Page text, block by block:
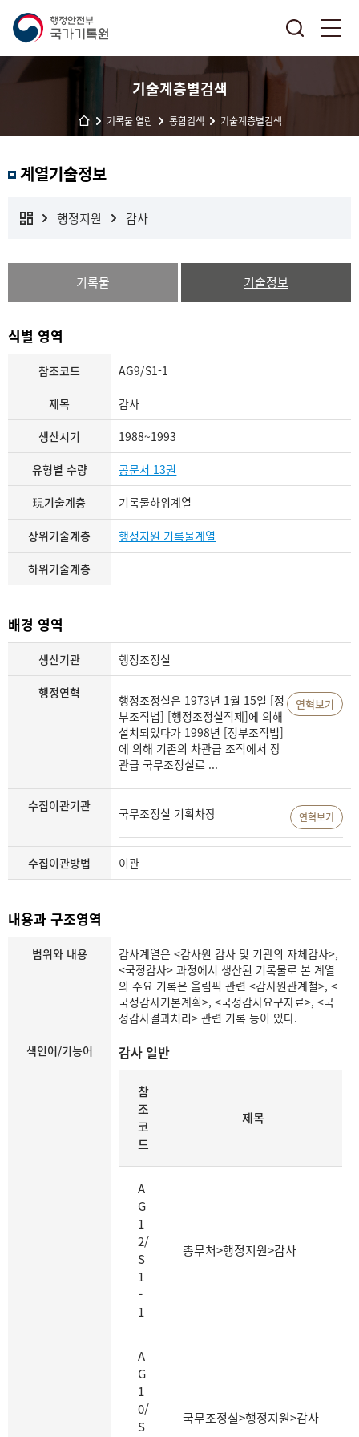
기술계층별검색
기록물 열람 통합검색 기술계층별검색
계열기술정보
행정지원 감사
기록물 기술정보
식별 영역
참조코드 AG9/S1-1
제목 감사
생산시기 1988~1993
유형별 수량 공문서 13권
現기술계층 기록물하위계열
상위기술계층 행정지원 기록물계열
하위기술계층
배경 영역
생산기관 행정조정실
행정연혁
행정조정실은 1973년 1월 15일 [정
부조직법] [행정조정실직제]에 의해
설치되었다가 1998년 [정부조직법]
에 의해 기존의 차관급 조직에서 장
관급 국무조정실로 ...
연혁보기
수집이관기관 국무조정실 기획차장 연혁보기
수집이관방법 이관
내용과 구조영역
범위와 내용
감사계열은 <감사원 감사 및 기관의 자체감사>,
<국정감사> 과정에서 생산된 기록물로 본 계열
의 주요 기록은 올림픽 관련 <감사원관계철>, <
국정감사기본계획>, <국정감사요구자료>, <국
정감사결과처리> 관련 기록 등이 있다.
색인어/기능어 감사 일반
어
참
조
코
드
제목
A
G
1
2/
S
1
-
1
총무처>행정지원>감사
A
G
1
0/
S
국무조정실>행정지원>감사